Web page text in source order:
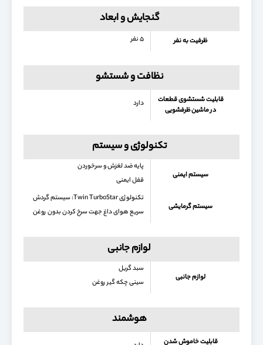
گنجایش و ابعاد
ظرفیت به نفر ۵ نفر
نظافت و شستشو
قابلیت شستشوی قطعات
در ماشین ظرفشویی
دارد
تکنولوژی و سیستم
سیستم ایمنی
پایه ضد لغزش و سرخوردن
قفل ایمنی
سیستم گرمایشی
تکنولوژی Twin TurboStar: سیستم گردش
سریع هوای داغ جهت سرخ کردن بدون روغن
لوازم جانبی
لوازم جانبی
سبد گریل
سینی چکه گیر روغن
هوشمند
قابلیت خاموش شدن